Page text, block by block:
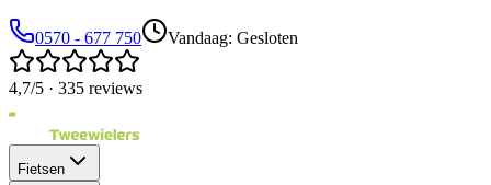
0570 - 677 750 Vandaag: Gesloten
4,7/5 · 335 reviews
Fietsen